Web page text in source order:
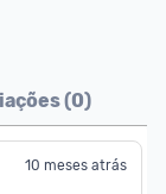
(0)
10 meses atrás